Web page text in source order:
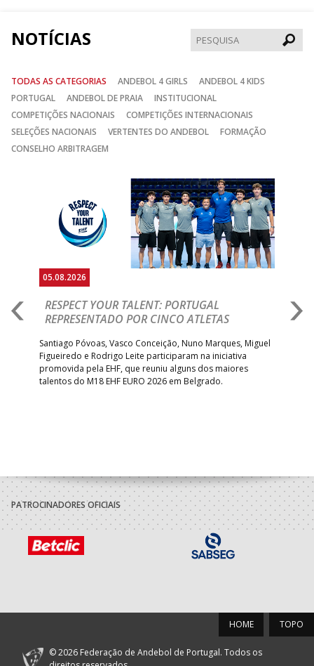
NOTÍCIAS
TODAS AS CATEGORIAS ANDEBOL 4 GIRLS
ANDEBOL 4 KIDS
PORTUGAL
ANDEBOL DE PRAIA
INSTITUCIONAL
COMPETIÇÕES NACIONAIS
COMPETIÇÕES INTERNACIONAIS
SELEÇÕES NACIONAIS
VERTENTES DO ANDEBOL
FORMAÇÃO
CONSELHO ARBITRAGEM
05.08.2026
RESPECT YOUR TALENT: PORTUGAL
REPRESENTADO POR CINCO ATLETAS
Santiago Póvoas, Vasco Conceição, Nuno Marques, Miguel
Figueiredo e Rodrigo Leite participaram na iniciativa
promovida pela EHF, que reuniu alguns dos maiores
talentos do M18 EHF EURO 2026 em Belgrado.
PATROCINADORES OFICIAIS
TOPO
HOME
© 2026 Federação de Andebol de Portugal. Todos os